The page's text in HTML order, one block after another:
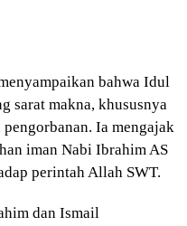
bahwa Idul
sarat makna, khususnya
Ia mengajak
iman Nabi Ibrahim AS
perintah Allah SWT.
dan Ismail